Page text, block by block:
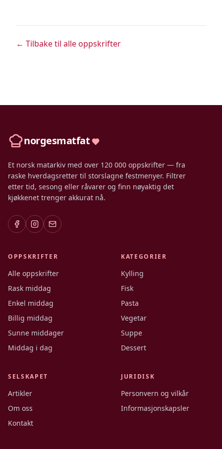
← Tilbake til alle oppskrifter
norgesmatfat
Et norsk matarkiv med over 120 000 oppskrifter — fra
raske hverdagsretter til storslagne festmenyer. Filtrer
etter tid, sesong eller råvarer og finn nøyaktig det
kjøkkenet trenger akkurat nå.
OPPSKRIFTER
Alle oppskrifter
Rask middag
Enkel middag
Billig middag
Sunne middager
Middag i dag
KATEGORIER
Kylling
Fisk
Pasta
Vegetar
Suppe
Dessert
SELSKAPET
Artikler
Om oss
Kontakt
JURIDISK
Personvern og vilkår
Informasjonskapsler